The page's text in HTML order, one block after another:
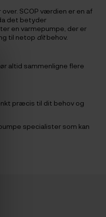
SCOP værdien er en af
det betyder
en varmepumpe, der er
til netop ditbehov.
altid sammenligne flere
præcis til dit behov og
specialister som kan